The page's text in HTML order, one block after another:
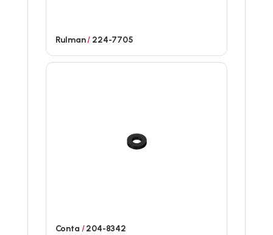
Rulman/ 224-7705
Conta /204-8342